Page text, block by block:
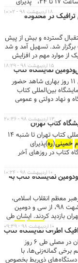
از
قرآن کریم، است. به
زندگی» و با حضور بیش
۱۲ بخش عفاف و حجاب، آثار هنری،
ناشران مکتوب،
مجازی، فروشگاه آثار و
و خانواده، کودک و
ها و نهادها، برپا
ترافیک در محدوده
گسترده و بیش از پیش
برگزار شد. تسهیل آمد و شد
از موارد مهم در افزایش
پایانی نمایشگاه، نظر
راهنمایی و رانندگی
۱۸ اردیبهشت ۹۸ - ۱۰:۰۲
نمایشگاه کتاب
) طی ۱۱ روز بهاری شاهد حضور
بین‌المللی کتاب
بیش از ۷۰ دستگاه و نهاد دولتی و عمومی
۱۵ اردیبهشت ۹۸ - ۱۸:۲۹
کتاب تهران
سی‌ودومین نمایشگاه بین‌المللی کتاب تهران تا شنبه ۱۴
خمینی(ره)پذیرای
کتاب در روزهای آخر
۱۳ اردیبهشت ۹۸ - ۲۰:۳۶
نمایشگاه کتاب به
معظم انقلاب اسلامی،
صبح دیروز دوشنبه ۹ اردیبشهت ۹۸، از سی و دومین
بازدید کردند. ایشان طی
مصلایامام
از نزدیک با برخی ناشران
۱۰ اردیبهشت ۹۸ - ۱۰:۲۴
اطراف نمایشگاه کتاب
برگزاری نمایشگاه کتاب تهران در مصلی طی ۶ روز
گمانه‌زنی‌ها، با
دستگاه‌های ذی‌ربط بخصوص
۱۰ اردیبهشت ۹۸ - ۰۹:۳۹